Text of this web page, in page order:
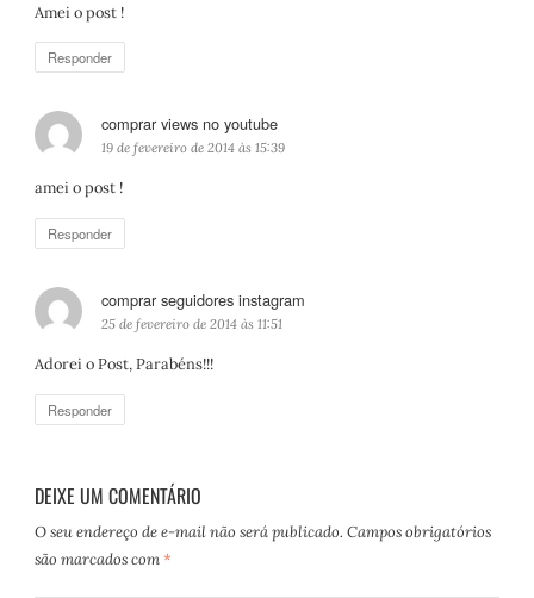
Amei o post !
Responder
comprar views no youtube
i
19 de fevereiro de 2014 às 15:39
amei o post !
Responder
comprar seguidores instagram
25 de fevereiro de 2014 às 11:51
Adorei o Post, Parabéns!!!
Responder
DEIXE UM COMENTÁRIO
O seu endereço de e-mail não será publicado. Campos obrigatórios
são marcados com *